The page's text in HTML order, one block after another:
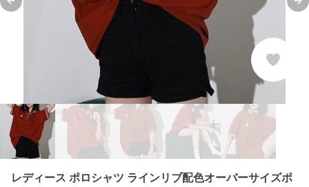
Previous slide
レディース ポロシャツ ラインリブ配色オーバーサイズポ